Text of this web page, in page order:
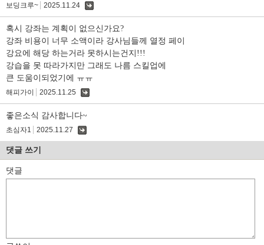
보딩크루~ 2025.11.24
혹시 강좌는 계획이 없으신가요?
강좌 비용이 너무 소액이라 강사님들께 열정 페이
강요에 해당 하는거라 못하시는건지!!!
강습을 못 따라가지만 그래도 나름 스킬업에
큰 도움이되었기에 ㅠㅠ
해피가이 2025.11.25
좋은소식 감사합니다~
초심자1 2025.11.27
댓글 쓰기
댓글